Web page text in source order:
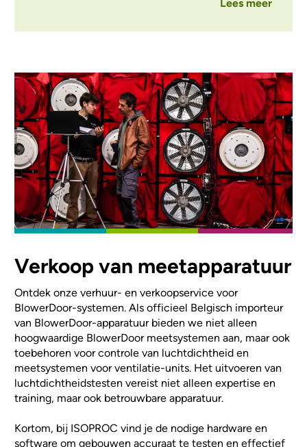
Lees meer
Verkoop van meetapparatuur
Ontdek onze verhuur- en verkoopservice voor
BlowerDoor-systemen. Als officieel Belgisch importeur
van BlowerDoor-apparatuur bieden we niet alleen
hoogwaardige BlowerDoor meetsystemen aan, maar ook
toebehoren voor controle van luchtdichtheid en
meetsystemen voor ventilatie-units. Het uitvoeren van
luchtdichtheidstesten vereist niet alleen expertise en
training, maar ook betrouwbare apparatuur.
Kortom, bij ISOPROC vind je de nodige hardware en
software om gebouwen accuraat te testen en effectief